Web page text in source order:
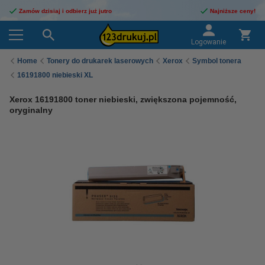
Zamów dzisiaj i odbierz już jutro Najniższe ceny!
Logowanie
Home Tonery do drukarek laserowych Xerox
Symbol tonera
16191800 niebieski XL
Xerox 16191800 toner niebieski, zwiększona pojemność,
oryginalny